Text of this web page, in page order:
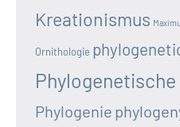
Kreationismus
Ornithologie
Phylogenie